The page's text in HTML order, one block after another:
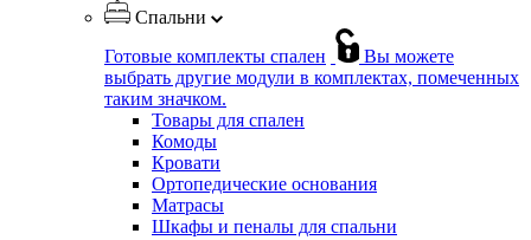
Спальни
Готовые комплекты спален
Вы можете
выбрать другие модули в комплектах, помеченных
таким значком.
Товары для спален
Комоды
Кровати
Ортопедические основания
Матрасы
Шкафы и пеналы для спальни